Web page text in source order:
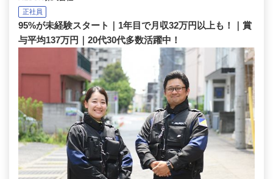
正社員
95%が未経験スタート｜1年目で月収32万円以上も！｜賞
与平均137万円｜20代30代多数活躍中！